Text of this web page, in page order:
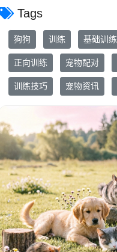
Tags
狗狗 训练 基础训练
正向训练 宠物配对
训练技巧 宠物资讯